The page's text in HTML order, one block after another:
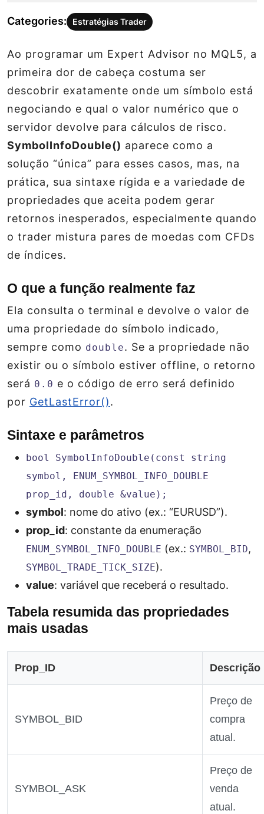
2026
Categories: Estratégias Trader
Ao programar um Expert Advisor no MQL5, a
primeira dor de cabeça costuma ser
descobrir exatamente onde um símbolo está
negociando e qual o valor numérico que o
servidor devolve para cálculos de risco.
SymbolInfoDouble() aparece como a
solução “única” para esses casos, mas, na
prática, sua sintaxe rígida e a variedade de
propriedades que aceita podem gerar
retornos inesperados, especialmente quando
o trader mistura pares de moedas com CFDs
de índices.
O que a função realmente faz
Ela consulta o terminal e devolve o valor de
uma propriedade do símbolo indicado,
sempre como double. Se a propriedade não
existir ou o símbolo estiver offline, o retorno
será 0.0 e o código de erro será definido
por GetLastError().
Sintaxe e parâmetros
bool SymbolInfoDouble(const string
symbol, ENUM_SYMBOL_INFO_DOUBLE
prop_id, double &value);
symbol: nome do ativo (ex.: “EURUSD”).
prop_id: constante da enumeração
ENUM_SYMBOL_INFO_DOUBLE (ex.: SYMBOL_BID,
SYMBOL_TRADE_TICK_SIZE).
value: variável que receberá o resultado.
Tabela resumida das propriedades
mais usadas
Prop_ID Descrição
SYMBOL_BID
Preço de
compra
atual.
SYMBOL_ASK
Preço de
venda
atual.